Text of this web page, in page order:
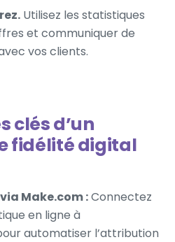
Utilisez les statistiques
et communiquer de
vos clients.
clés d’un
fidélité digital
Make.com :Connectez
en ligne à
automatiser l’attribution